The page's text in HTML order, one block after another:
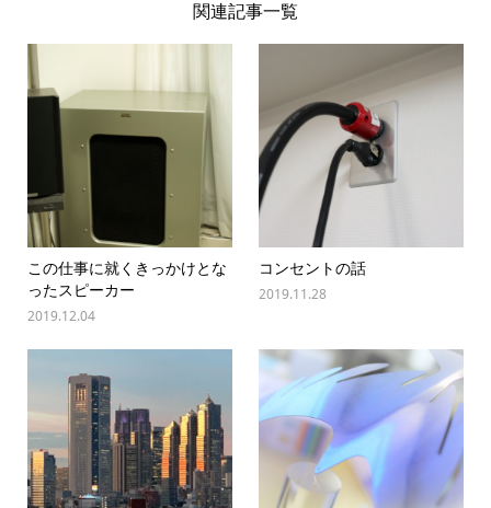
関連記事一覧
この仕事に就くきっかけとな
ったスピーカー
2019.12.04
コンセントの話
2019.11.28